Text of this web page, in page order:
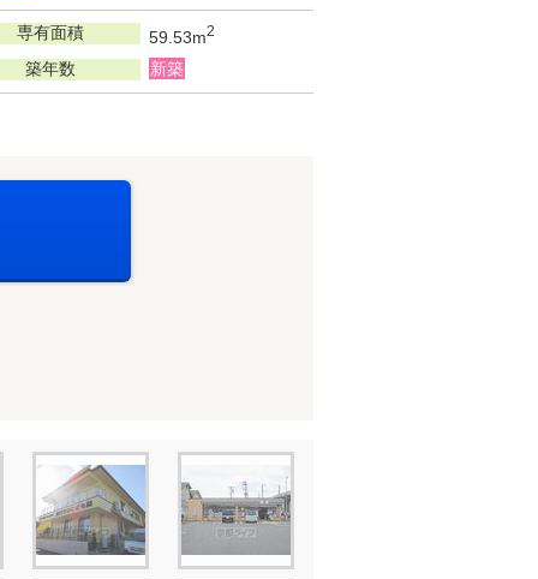
専有面積 59.53m2
築年数 新築